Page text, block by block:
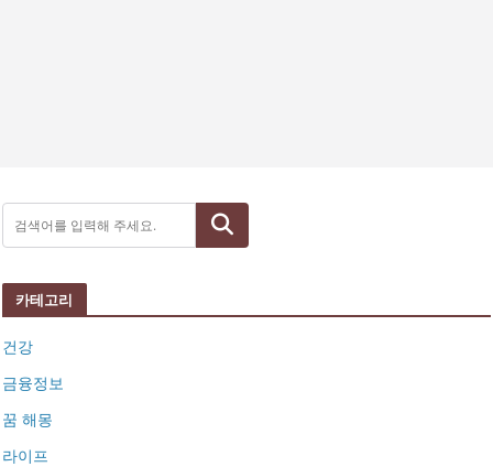
검색
카테고리
건강
금융정보
꿈 해몽
라이프